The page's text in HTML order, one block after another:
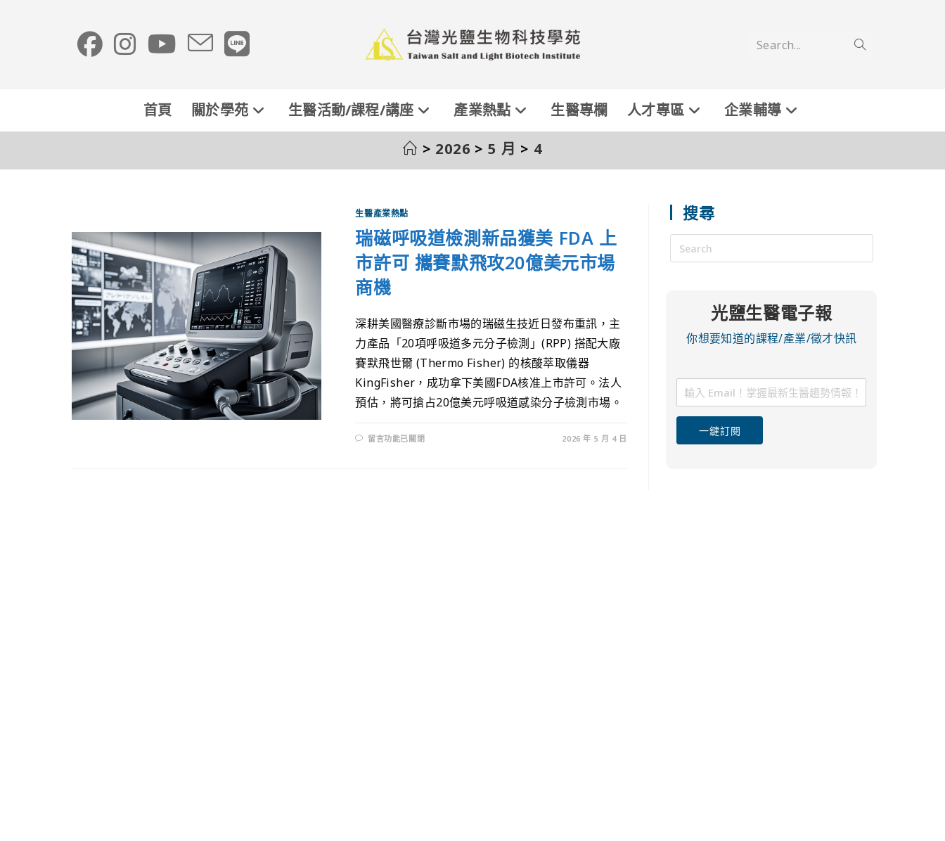
Search...
首頁 關於學苑 生醫活動/課程/講座 產業熱點 生醫專欄 人才專區 企業輔導
> 2026 > 5 月 > 4
生醫產業熱點
瑞磁呼吸道檢測新品獲美 FDA 上
市許可 攜賽默飛攻20億美元市場
商機
深耕美國醫療診斷市場的瑞磁生技近日發布重訊，主
力產品「20項呼吸道多元分子檢測」(RPP) 搭配大廠
賽默飛世爾 (Thermo Fisher) 的核酸萃取儀器
KingFisher，成功拿下美國FDA核准上市許可。法人
預估，將可搶占20億美元呼吸道感染分子檢測市場。
留言功能已關閉 2026 年 5 月 4 日
搜尋
光鹽生醫電子報
你想要知道的課程/產業/徵才快訊
一鍵訂閱